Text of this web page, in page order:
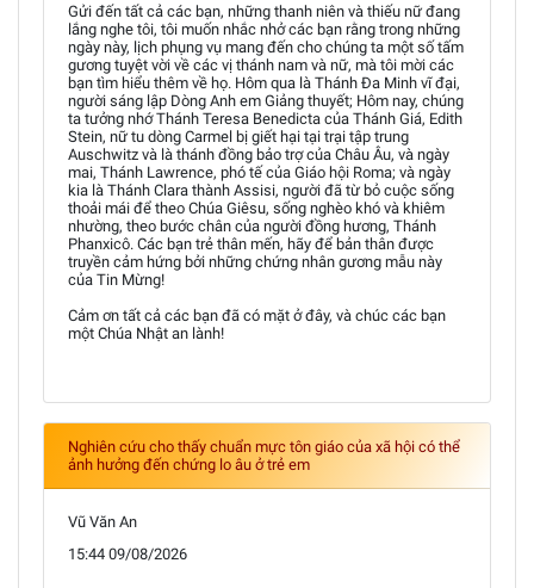
Gửi đến tất cả các bạn, những thanh niên và thiếu nữ đang
lắng nghe tôi, tôi muốn nhắc nhở các bạn rằng trong những
ngày này, lịch phụng vụ mang đến cho chúng ta một số tấm
gương tuyệt vời về các vị thánh nam và nữ, mà tôi mời các
bạn tìm hiểu thêm về họ. Hôm qua là Thánh Đa Minh vĩ đại,
người sáng lập Dòng Anh em Giảng thuyết; Hôm nay, chúng
ta tưởng nhớ Thánh Teresa Benedicta của Thánh Giá, Edith
Stein, nữ tu dòng Carmel bị giết hại tại trại tập trung
Auschwitz và là thánh đồng bảo trợ của Châu Âu, và ngày
mai, Thánh Lawrence, phó tế của Giáo hội Roma; và ngày
kia là Thánh Clara thành Assisi, người đã từ bỏ cuộc sống
thoải mái để theo Chúa Giêsu, sống nghèo khó và khiêm
nhường, theo bước chân của người đồng hương, Thánh
Phanxicô. Các bạn trẻ thân mến, hãy để bản thân được
truyền cảm hứng bởi những chứng nhân gương mẫu này
của Tin Mừng!
Cảm ơn tất cả các bạn đã có mặt ở đây, và chúc các bạn
một Chúa Nhật an lành!
Nghiên cứu cho thấy chuẩn mực tôn giáo của xã hội có thể
ảnh hưởng đến chứng lo âu ở trẻ em
Vũ Văn An
15:44 09/08/2026